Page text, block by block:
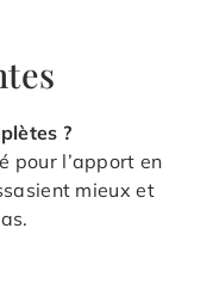
?
pour l’apport en
mieux et